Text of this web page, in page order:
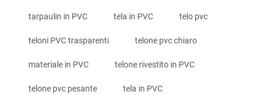
tarpaulin in PVC tela in PVC telo pvc
teloni PVC trasparenti telone pvc chiaro
materiale in PVC telone rivestito in PVC
telone pvc pesante tela in PVC